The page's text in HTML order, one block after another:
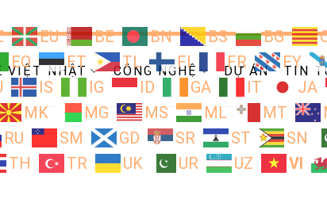
EU BE BN BS BG
EO ET TL FI FR FY
IS IG ID GA IT JA
MK MG MS ML MT
RU SM GD SR ST SN
TH TR UK UR UZ VI
VIỆT NHẬT CÔNG NGHỆ DỰ ÁN TIN